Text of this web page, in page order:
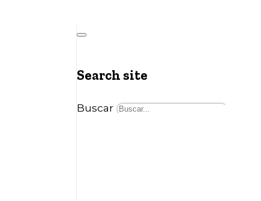
Search site
Buscar